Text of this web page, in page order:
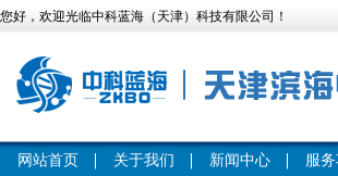
您好，欢迎光临中科蓝海（天津）科技有限公司！
网站首页 关于我们 新闻中心 服务